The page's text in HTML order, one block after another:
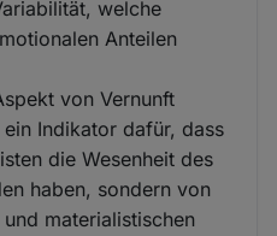
welche
Anteilen
von Vernunft
Indikator dafür, dass
die Wesenheit des
haben, sondern von
materialistischen